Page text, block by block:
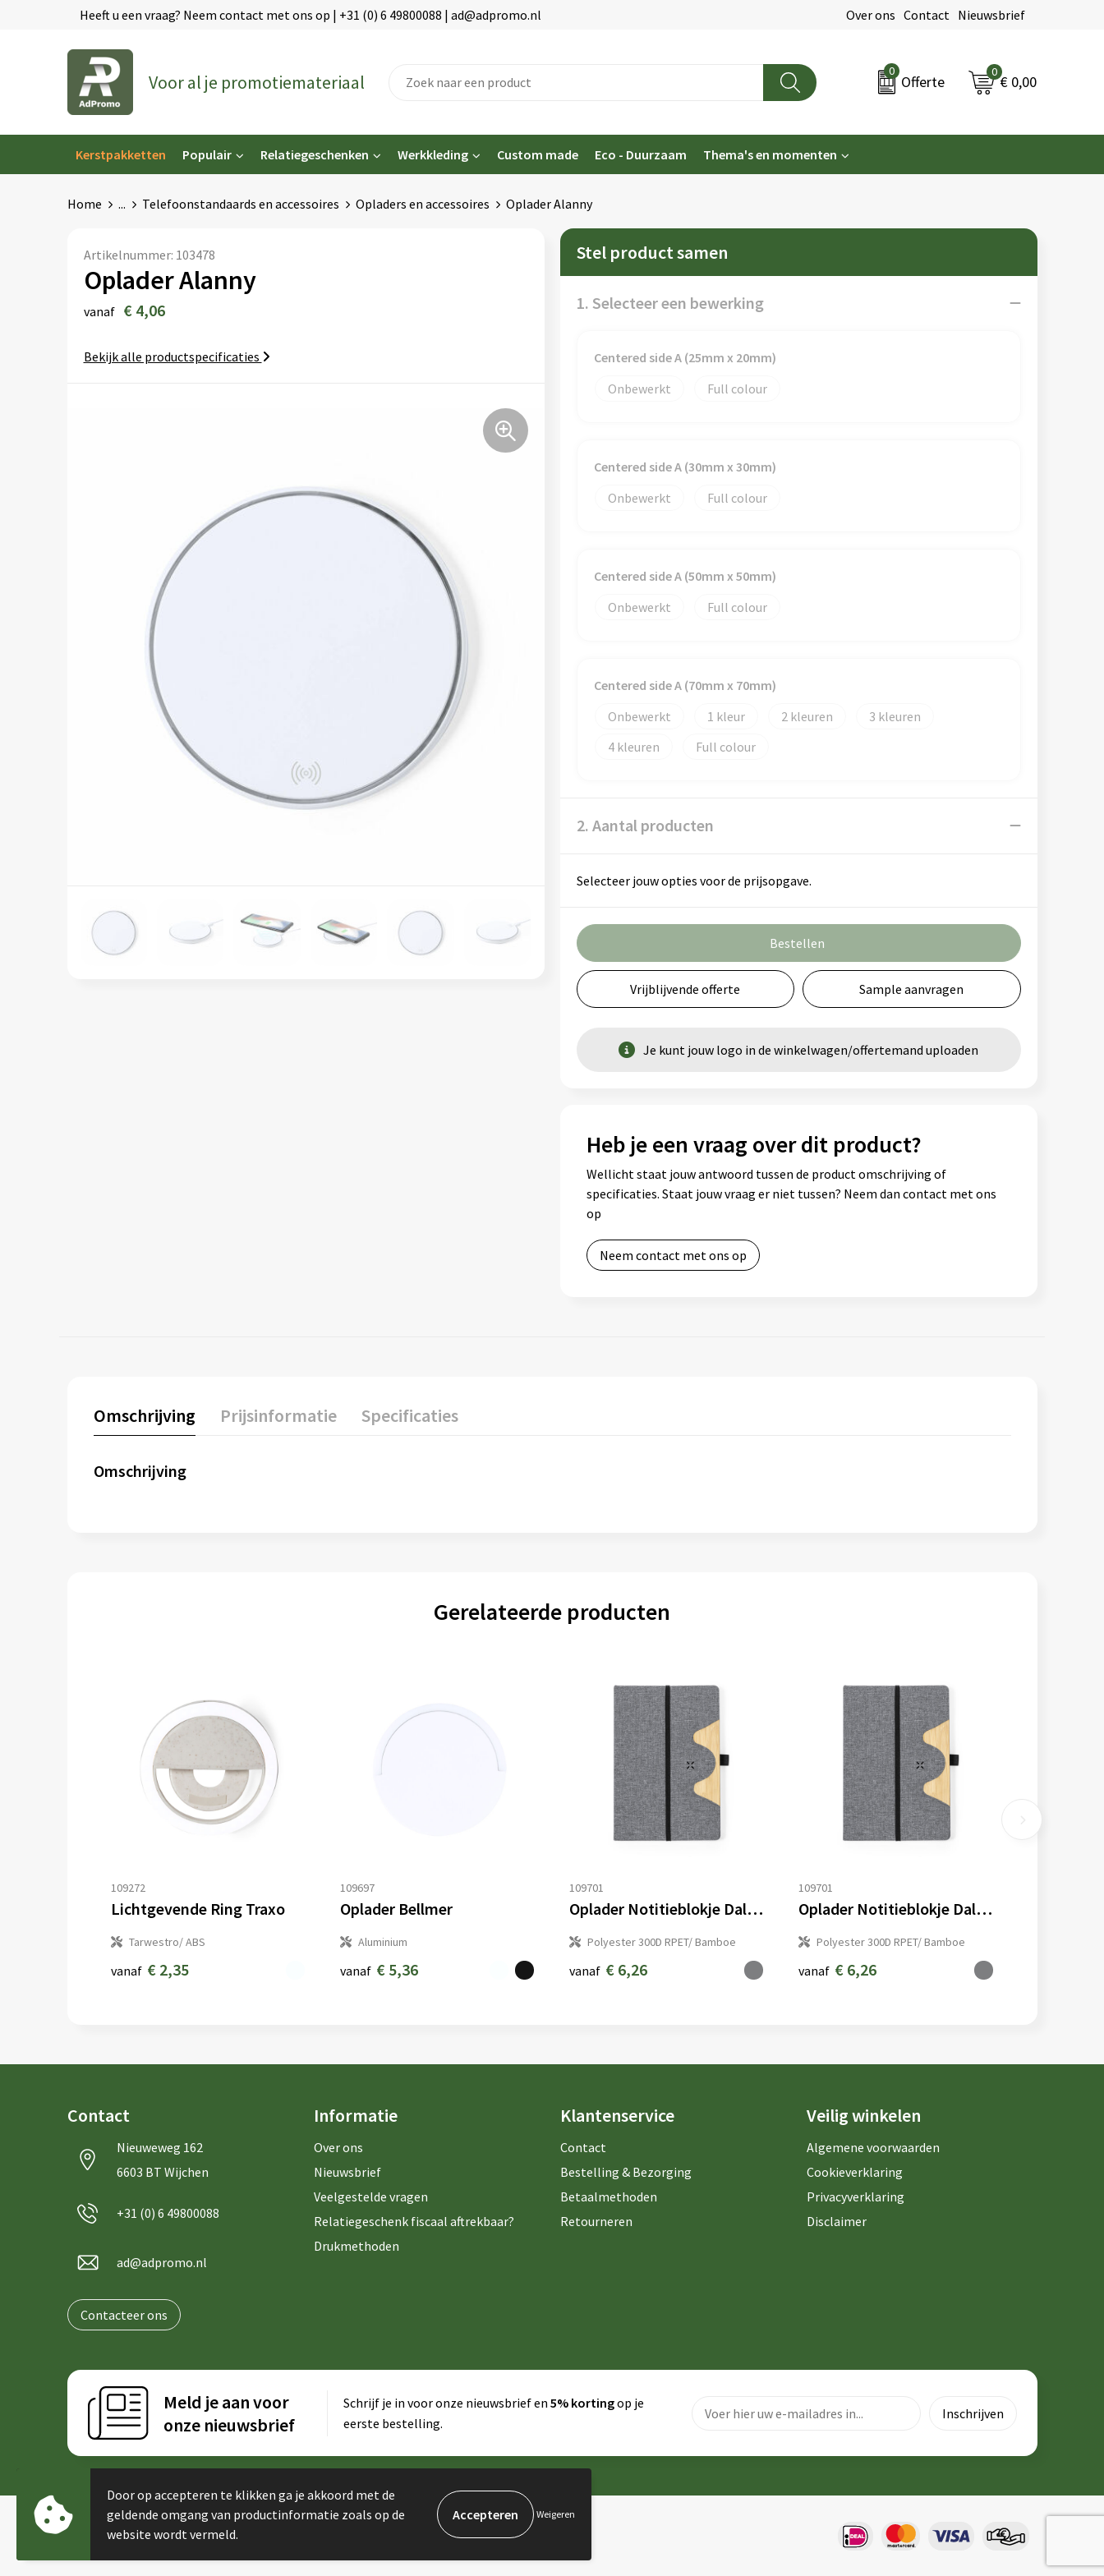
Heeft u een vraag? Neem contact met ons op | +31 (0) 6 49800088 | ad@adpromo.nl Over ons Contact Nieuwsbrief
Voor al je promotiemateriaal 0
Offerte
0
€ 0,00
Kerstpakketten Populair Relatiegeschenken Werkkleding Custom made Eco - Duurzaam Thema's en momenten
Home ... Telefoonstandaards en accessoires Opladers en accessoires Oplader Alanny
Artikelnummer: 103478
Oplader Alanny
vanaf € 4,06
Bekijk alle productspecificaties
Stel product samen
1. Selecteer een bewerking
Centered side A (25mm x 20mm)
Onbewerkt
Full colour
Centered side A (30mm x 30mm)
Onbewerkt
Full colour
Centered side A (50mm x 50mm)
Onbewerkt
Full colour
Centered side A (70mm x 70mm)
Onbewerkt
1 2
3
4
Full colour
2. Aantal producten
Selecteer jouw opties voor de prijsopgave.
Bestellen
Vrijblijvende offerte Sample aanvragen
Je kunt jouw logo in de winkelwagen/offertemand uploaden
Heb je een vraag over dit product?
Wellicht staat jouw antwoord tussen de product omschrijving of
specificaties. Staat jouw vraag er niet tussen? Neem dan contact met ons
op
Neem contact met ons op
Omschrijving Prijsinformatie Specificaties
Omschrijving
Gerelateerde producten
109272
Lichtgevende Ring Traxo
Tarwestro/ ABS
vanaf € 2,35
109697
Oplader Bellmer
Aluminium
vanaf € 5,36
109701
Oplader Notitieblokje Dalou
Polyester 300D RPET/ Bamboe
vanaf € 6,26
109701
Oplader Notitieblokje Dalou
Polyester 300D RPET/ Bamboe
vanaf € 6,26
Contact
Nieuweweg 162
6603 BT Wijchen
+31 (0) 6 49800088
ad@adpromo.nl
Contacteer ons
Informatie
Over ons
Nieuwsbrief
Veelgestelde vragen
Relatiegeschenk fiscaal aftrekbaar?
Drukmethoden
Klantenservice
Contact
Bestelling & Bezorging
Betaalmethoden
Retourneren
Veilig winkelen
Algemene voorwaarden
Cookieverklaring
Privacyverklaring
Disclaimer
Meld je aan voor
onze nieuwsbrief
Schrijf je in voor onze nieuwsbrief en 5% kortingop je
eerste bestelling.
© Copyright AdPromo 2024
Door op accepteren te klikken ga je akkoord met de
geldende omgang van productinformatie zoals op de
website wordt vermeld.
Weigeren